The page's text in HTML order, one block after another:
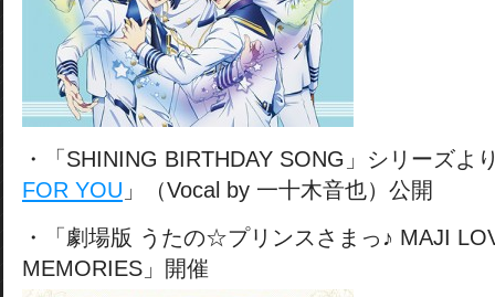
・「SHINING BIRTHDAY SONG」シリーズよ
FOR YOU 」（Vocal by 一十木音也）公開
・「劇場版 うたの☆プリンスさまっ♪ MAJI
MEMORIES」開催